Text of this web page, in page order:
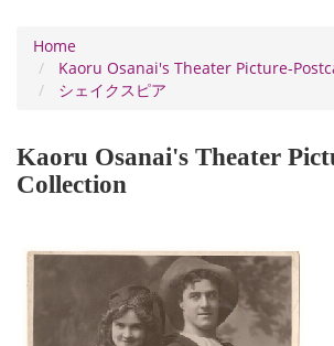
Home
Kaoru Osanai's Theater Picture-
シェイクスピア
Kaoru Osanai's Theater
Collection